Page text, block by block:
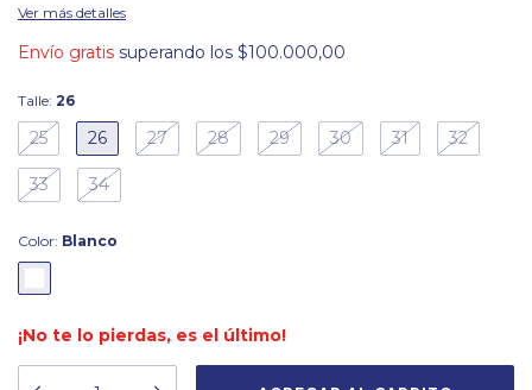
Ver más detalles
Envío gratis superando los $100.000,00
Talle: 26
25 26 27 28 29 30 31 32
33 34
Color: Blanco
¡No te lo pierdas, es el último!